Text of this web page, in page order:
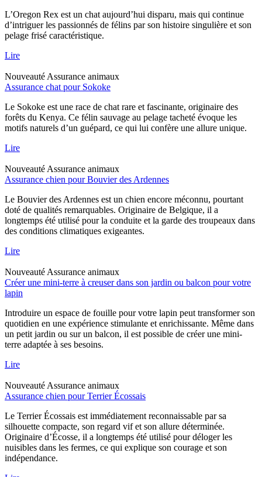
L’Oregon Rex est un chat aujourd’hui disparu, mais qui continue
d’intriguer les passionnés de félins par son histoire singulière et son
pelage frisé caractéristique.
Lire
Nouveauté Assurance animaux
Assurance chat pour Sokoke
Le Sokoke est une race de chat rare et fascinante, originaire des
forêts du Kenya. Ce félin sauvage au pelage tacheté évoque les
motifs naturels d’un guépard, ce qui lui confère une allure unique.
Lire
Nouveauté Assurance animaux
Assurance chien pour Bouvier des Ardennes
Le Bouvier des Ardennes est un chien encore méconnu, pourtant
doté de qualités remarquables. Originaire de Belgique, il a
longtemps été utilisé pour la conduite et la garde des troupeaux dans
des conditions climatiques exigeantes.
Lire
Nouveauté Assurance animaux
Créer une mini-terre à creuser dans son jardin ou balcon pour votre
lapin
Introduire un espace de fouille pour votre lapin peut transformer son
quotidien en une expérience stimulante et enrichissante. Même dans
un petit jardin ou sur un balcon, il est possible de créer une mini-
terre adaptée à ses besoins.
Lire
Nouveauté Assurance animaux
Assurance chien pour Terrier Écossais
Le Terrier Écossais est immédiatement reconnaissable par sa
silhouette compacte, son regard vif et son allure déterminée.
Originaire d’Écosse, il a longtemps été utilisé pour déloger les
nuisibles dans les fermes, ce qui explique son courage et son
indépendance.